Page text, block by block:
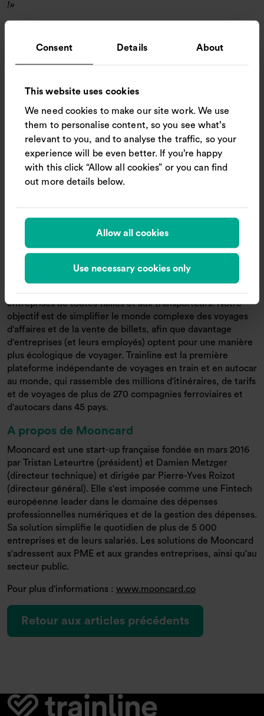
Consent Details About
This website uses cookies
We need cookies to make our site work. We use
them to personalise content, so you see what’s
relevant to you, and to analyse the traffic, so your
experience will be even better. If you’re happy
with this click “Allow all cookies” or you can find
out more details below.
Allow all cookies
Use necessary cookies only
!
Nous sommes enthousiasmés par ce nouveau partenariat
avec Mooncard, qui contribue à faire du rail le choix simple
d'affaires. En facilitant l'achat et la facturation des voyages
voyageurs d'affaires à effectuer des voyages durables et à
réduire l'empreinte carbone de leurs activités.
Liz Emmot, directrice de la distribution mondiale pour
Trainline Partner Solutions
Les clients Mooncard pourront utiliser la nouvelle
A propos de Trainline Business
Trainline Business fait partie de Trainline Partner Solutions,
entreprises de toutes tailles et aux transporteurs. Notre
objectif est de simplifier le monde complexe des voyages
d'affaires et de la vente de billets, afin que davantage
d'entreprises (et leurs employés) optent pour une manière
plus écologique de voyager. Trainline est la première
plateforme indépendante de voyages en train et en autocar
au monde, qui rassemble des millions d'itinéraires, de tarifs
et de voyages de plus de 270 compagnies ferroviaires et
d'autocars dans 45 pays.
A propos de Mooncard
Mooncard est une start-up française fondée en mars 2016
par Tristan Leteurtre (président) et Damien Metzger
(directeur technique) et dirigée par Pierre-Yves Roizot
(directeur général). Elle s'est imposée comme une Fintech
européenne leader dans le domaine des dépenses
professionnelles numériques et de la gestion des dépenses.
Sa solution simplifie le quotidien de plus de 5 000
entreprises et de leurs salariés. Les solutions de Mooncard
s'adressent aux PME et aux grandes entreprises, ainsi qu'au
secteur public.
Pour plus d'informations : www.mooncard.co
Retour aux articles précédents